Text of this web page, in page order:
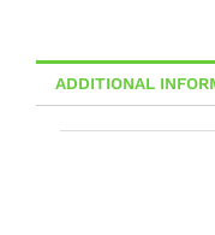
ADDITIONAL